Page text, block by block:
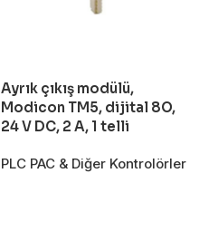
Ayrık çıkış modülü,
Modicon TM5, dijital 8O,
24 V DC, 2 A, 1 telli
PLC PAC & Diğer Kontrolörler